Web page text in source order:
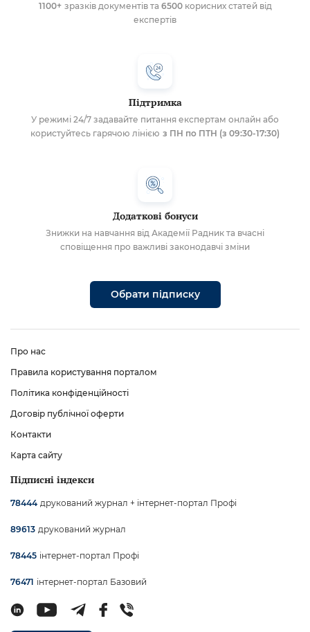
1100+ зразків документів та 6500корисних статей від
експертів
Підтримка
У режимі 24/7 задавайте питання експертам онлайн або
користуйтесь гарячою лінією з ПН по ПТН (з 09:30-17:30)
Додаткові бонуси
Знижки на навчання від Академії Радник та вчасні
сповіщення про важливі законодавчі зміни
Обрати підписку
Про нас
Правила користування порталом
Політика конфіденційності
Договір публічної оферти
Контакти
Карта сайту
Підписні індекси
78444 друкований журнал + інтернет-портал Профі
89613 друкований журнал
78445 інтернет-портал Профі
76471 інтернет-портал Базовий